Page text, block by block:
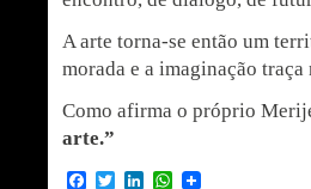
A arte torna-se então um
morada e a imaginação traça
Como afirma o próprio
arte.”
Facebook
TwitterLinkedInWhatsApp